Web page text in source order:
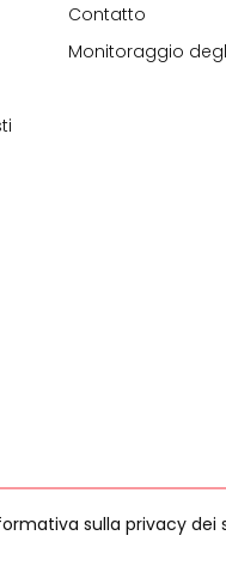
Contatto
Monitoraggio
sulla privacy dei